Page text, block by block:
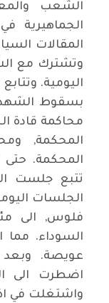
الشعب
الجماهيرية
المقالات
وتشترك مع
اليومية.
بسقوط
محاكمة قادة
المحكمة,
المحكمة.
تتبع جلست
الجلسات
فلوس, الى
السوداء.
عويصة. وبعد
اضطرت الى
واشتغلت في